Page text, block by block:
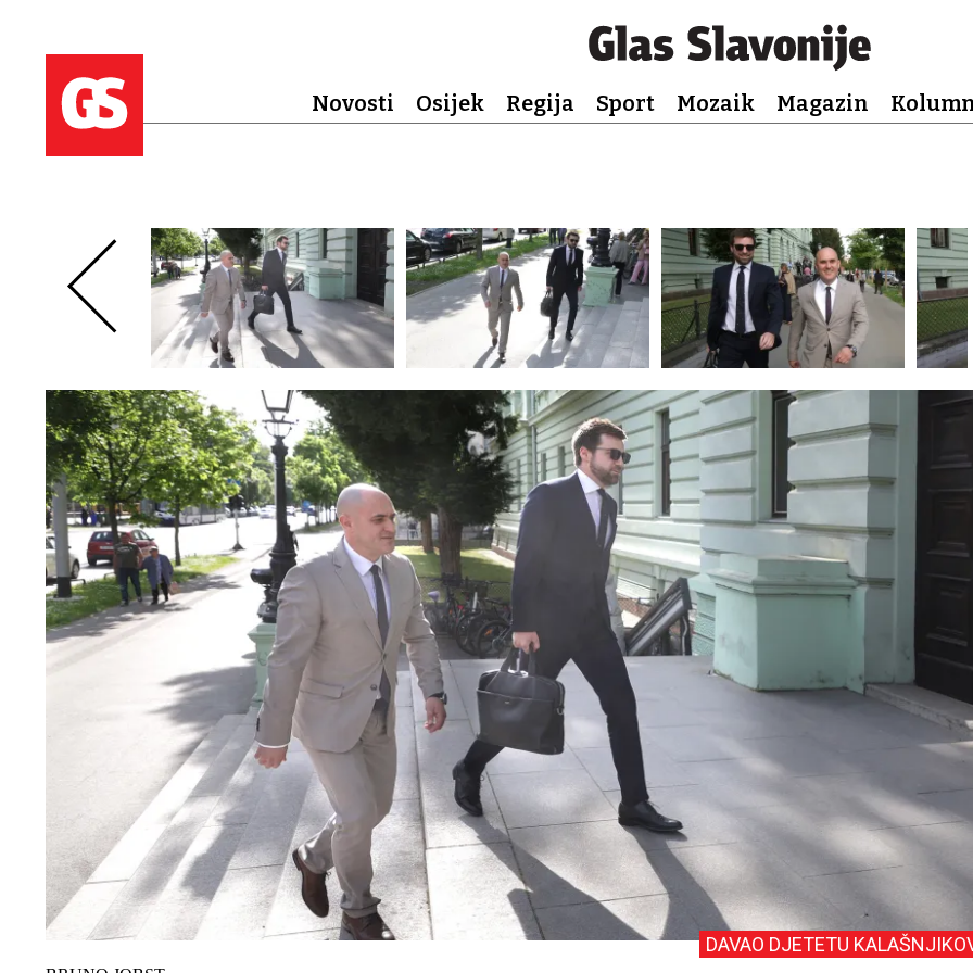
Novosti Osijek Regija Sport Mozaik Magazin
DAVAO DJETETU